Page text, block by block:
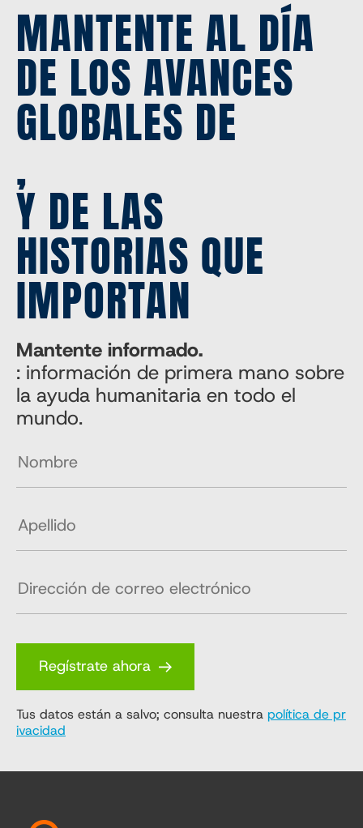
MANTENTE AL DÍA
DE LOS AVANCES
GLOBALES DE
,
Y DE LAS
HISTORIAS QUE
IMPORTAN
Mantente informado.
: información de primera mano sobre
la ayuda humanitaria en todo el
mundo.
Regístrate ahora
Tus datos están a salvo; consulta nuestra política de pr
ivacidad